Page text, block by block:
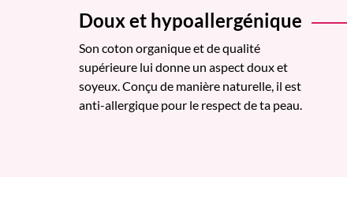
Doux et hypoallergénique
Son coton organique et de qualité
supérieure lui donne un aspect doux et
soyeux. Conçu de manière naturelle, il est
anti-allergique pour le respect de ta peau.